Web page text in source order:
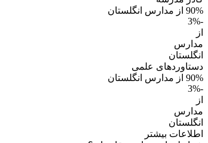
90% از مدارس انگلستان
-3%
از
مدارس
انگلستان
دستاوردهای علمی
90% از مدارس انگلستان
-3%
از
مدارس
انگلستان
اطلاعات بیشتر